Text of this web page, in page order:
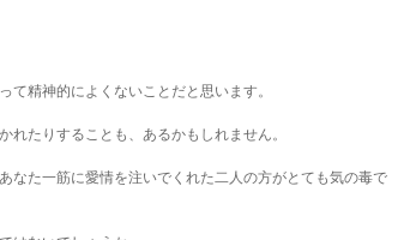
精神的によくないことだと思います。
たりすることも、あるかもしれません。
た一筋に愛情を注いでくれた二人の方がとても気の毒で